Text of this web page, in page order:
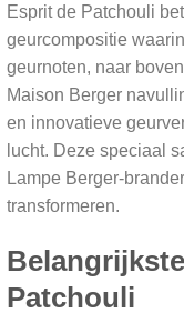
Esprit de Patchouli
geurcompositie
geurnoten, naar
Maison Berger
en innovatieve
lucht. Deze speciaal
Lampe Berger-
transformeren.
Patchouli